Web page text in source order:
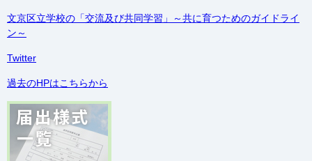
文京区立学校の「交流及び共同学習」～共に育つためのガイドライ
ン～
Twitter
過去のHPはこちらから